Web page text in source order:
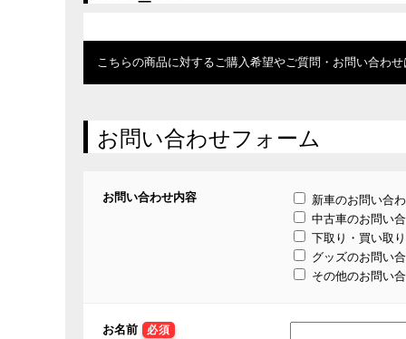
こちらの商品に対するご購入希望やご質問・お問い合わ
お問い合わせフォーム
お問い合わせ内容
新車のお問い合
中古車のお問い
下取り・買い取
グッズのお問い
その他のお問い
お名前 必須